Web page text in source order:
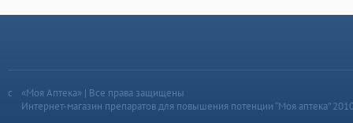
«Моя Аптека» | Все права защищены
Интернет-магазин препаратов для повышения потенции “Моя аптека”